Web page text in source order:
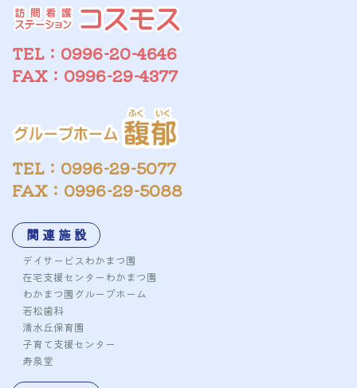
TEL：0996-20-4646
FAX：0996-29-4377
TEL：0996-29-5077
FAX：0996-29-5088
関 連 施 設
デイサービスわかまつ園
在宅支援センターわかまつ園
わかまつ園グループホーム
若松歯科
清水丘保育園
子育て支援センター
寿泉堂